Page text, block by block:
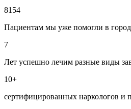
8154
Пациентам мы уже помогли в
7
Лет успешно лечим разные виды
10+
сертифицированных наркологов и